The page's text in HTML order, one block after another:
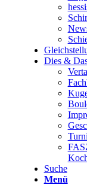
Dies &
Suche
Menü